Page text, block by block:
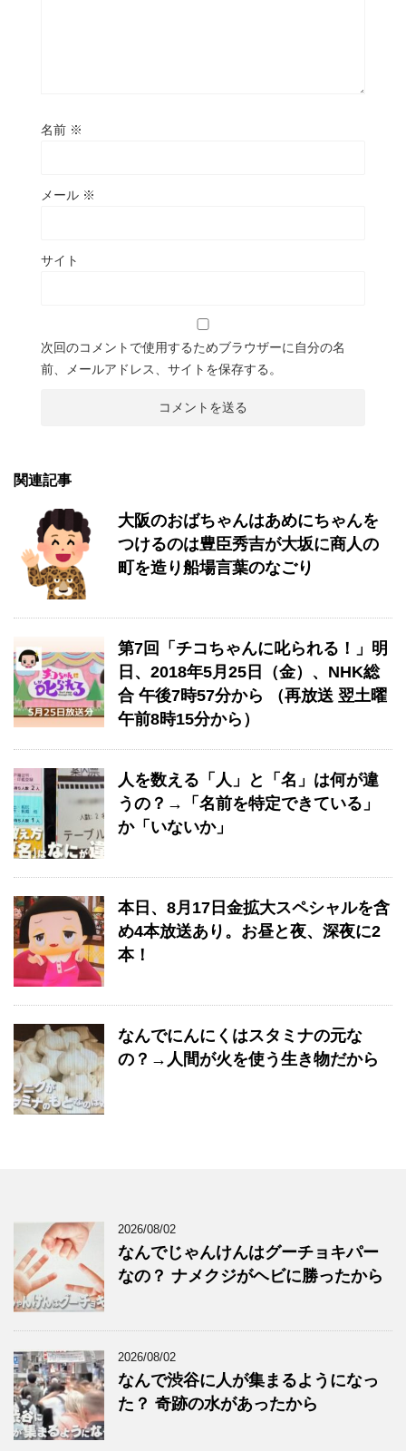
名前 ※
メール ※
サイト
次回のコメントで使用するためブラウザーに自分の名
前、メールアドレス、サイトを保存する。
関連記事
大阪のおばちゃんはあめにちゃんを
つけるのは豊臣秀吉が大坂に商人の
町を造り船場言葉のなごり
第7回「チコちゃんに叱られる！」​明
日、2018年5月25日（金）、NHK総
合 午後7時57分から （再放送 翌土曜
午前8時15分から）
人を数える「人」と「名」は何が違
うの？→「名前を特定できている」
か「いないか」
本日、8月17日金拡大スペシャルを含
め4本放送あり。お昼と夜、深夜に2
本！
なんでにんにくはスタミナの元な
の？→人間が火を使う生き物だから
2026/08/02
なんでじゃんけんはグーチョキパー
なの？ ナメクジがヘビに勝ったから
2026/08/02
なんで渋谷に人が集まるようになっ
た？ 奇跡の水があったから